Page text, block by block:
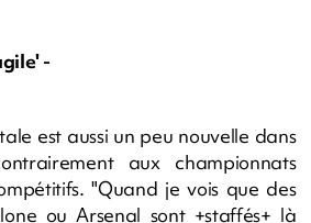
-
est aussi un peu nouvelle dans
aux championnats
"Quand je vois que des
ou Arsenal sont +staffés+ là